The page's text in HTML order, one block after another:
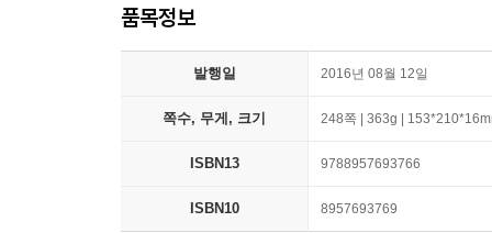
품목정보
발행일 2016년 08월 12일
쪽수, 무게, 크기 248쪽 | 363g |
ISBN13 9788957693766
ISBN10 8957693769